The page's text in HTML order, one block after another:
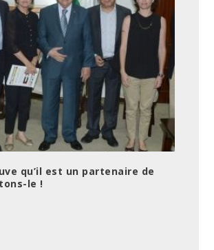
qu’il est un partenaire de
le !